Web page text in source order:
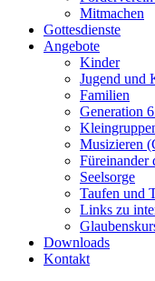
Mitmachen
Gottesdienste
Angebote
Kinder
Jugend und
Familien
Generation
Musizieren
Füreinander
Seelsorge
Taufen und
Links zu
Downloads
Kontakt